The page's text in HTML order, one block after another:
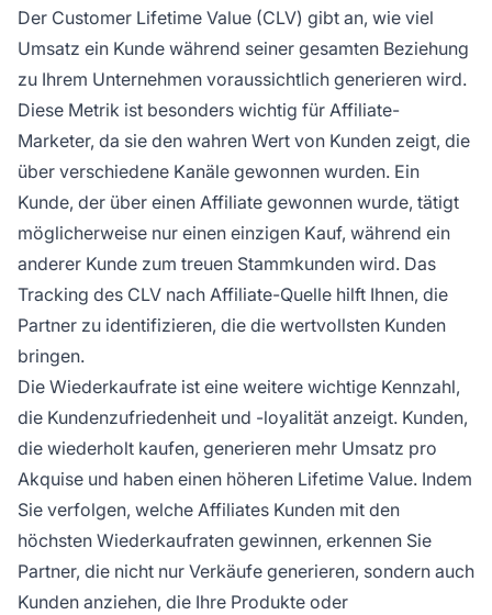
Der Customer Lifetime Value (CLV) gibt an, wie viel
Umsatz ein Kunde während seiner gesamten Beziehung
zu Ihrem Unternehmen voraussichtlich generieren wird.
Diese Metrik ist besonders wichtig für Affiliate-
Marketer, da sie den wahren Wert von Kunden zeigt, die
über verschiedene Kanäle gewonnen wurden. Ein
Kunde, der über einen Affiliate gewonnen wurde, tätigt
möglicherweise nur einen einzigen Kauf, während ein
anderer Kunde zum treuen Stammkunden wird. Das
Tracking des CLV nach Affiliate-Quelle hilft Ihnen, die
Partner zu identifizieren, die die wertvollsten Kunden
bringen.
Die Wiederkaufrate ist eine weitere wichtige Kennzahl,
die Kundenzufriedenheit und -loyalität anzeigt. Kunden,
die wiederholt kaufen, generieren mehr Umsatz pro
Akquise und haben einen höheren Lifetime Value. Indem
Sie verfolgen, welche Affiliates Kunden mit den
höchsten Wiederkaufraten gewinnen, erkennen Sie
Partner, die nicht nur Verkäufe generieren, sondern auch
Kunden anziehen, die Ihre Produkte oder